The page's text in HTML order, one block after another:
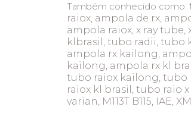
Também conhecido como:
raiox, ampola de rx,
ampola raiox, x ray
klbrasil, tubo radii, tubo
ampola rx kailong,
kailong, ampola rx kl
tubo raiox kailong, tubo
raiox kl brasil, tubo raio
varian, M113T B115, IAE,